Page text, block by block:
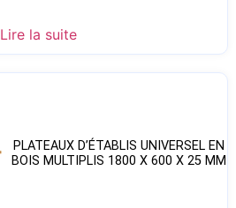
Lire la suite
PLATEAUX D’ÉTABLIS UNIVERSEL EN
BOIS MULTIPLIS 1800 X 600 X 25 MM